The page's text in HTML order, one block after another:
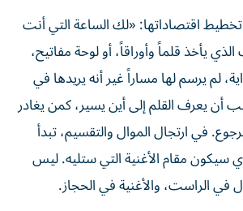
اقتصاداتها: «لك الساعة التي أنت
يأخذ قلماً وأوراقاً، أو لوحة مفاتيح،
لم يرسم لها مساراً غير أنه يريدها في
يعرف القلم إلى أين يسير، كمن يغادر
في ارتجال الموال والتقسيم، تبدأ
سيكون مقام الأغنية التي ستليه. ليس
في الراست، والأغنية في الحجاز.